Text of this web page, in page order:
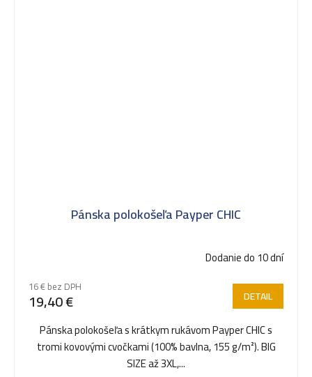
Pánska polokošeľa Payper CHIC
Dodanie do 10 dní
16 € bez DPH
19,40 € DETAIL
Pánska polokošeľa s krátkym rukávom Payper CHIC s
tromi kovovými cvočkami (100% bavlna, 155 g/m²). BIG
SIZE až 3XL,...